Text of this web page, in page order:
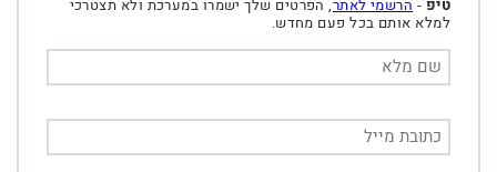
טיפ - הרשמי לאתר, הפרטים שלך ישמרו במערכת ולא תצטרכי
למלא אותם בכל פעם מחדש.